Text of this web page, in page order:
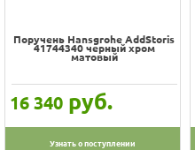
Поручень Hansgrohe AddStoris
41744340 черный хром
матовый
16 340 руб.
Узнать о поступлении